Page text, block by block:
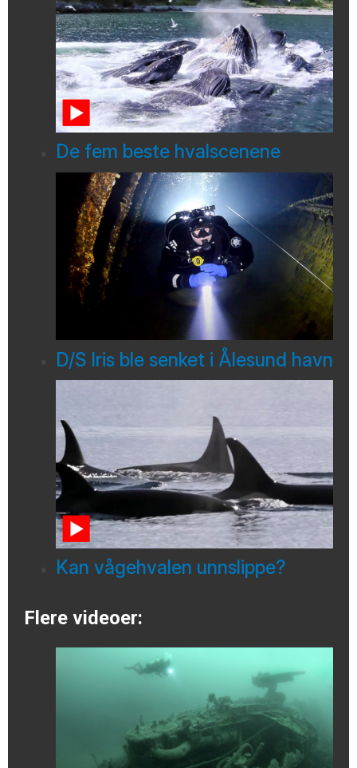
De fem beste hvalscenene
D/S Iris ble senket i Ålesund havn
Kan vågehvalen unnslippe?
Flere videoer: